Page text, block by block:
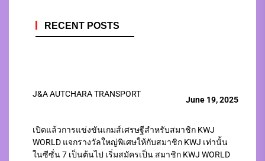
RECENT POSTS
J&A AUTCHARA TRANSPORT
June 19, 2025
เปิดแล้วการแข่งขันเกมส์เศรษฐีสำหรับสมาชิก KWJ
WORLD แจกรางวัลใหญ่พิเศษให้กับสมาชิก KWJ เท่านั้น
ในซีซั่น 7 เป็นต้นไป เริ่มสมัครเป็น สมาชิก KWJ WORLD